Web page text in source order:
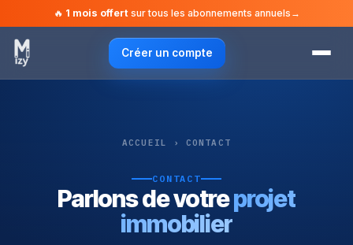
🔥 1 mois offertsur tous les abonnements annuels →
Cercle vertueux
Créer un compte
ACCUEIL › CONTACT
CONTACT
Parlons de votreprojet
immobilier